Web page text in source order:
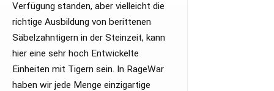
Verfügung standen, aber vielleicht die
richtige Ausbildung von berittenen
Säbelzahntigern in der Steinzeit, kann
hier eine sehr hoch Entwickelte
Einheiten mit Tigern sein. In RageWar
haben wir jede Menge einzigartige